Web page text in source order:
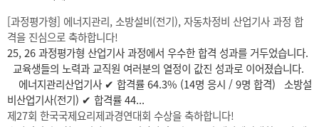
[과정평가형] 에너지관리, 소방설비(전기), 자동차정비 산업기사 과정 합
격을 진심으로 축하합니다!
25, 26 과정평가형 산업기사 과정에서 우수한 합격 성과를 거두었습니다.
교육생들의 노력과 교직원 여러분의 열정이 값진 성과로 이어졌습니다.
에너지관리산업기사 ✔ 합격률 64.3% (14명 응시 / 9명 합격) 소방설
비산업기사(전기) ✔ 합격률 44...
제27회 한국국제요리제과경연대회 수상을 축하합니다!